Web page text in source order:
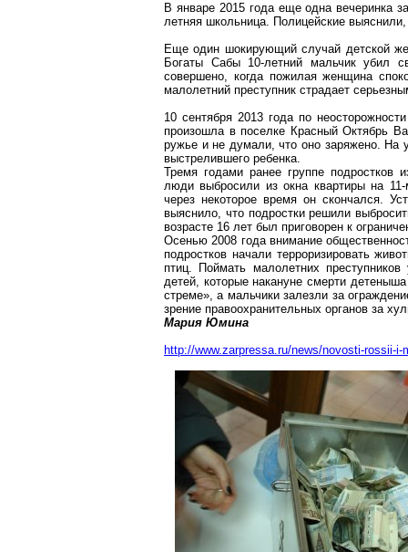
В январе 2015 года еще одна вечеринка
летняя школьница. Полицейские
Еще один шокирующий случай детской
Богаты Сабы 10-летний мальчик убил
совершено, когда пожилая женщина
малолетний преступник страдает
10 сентября 2013 года по
произошла в поселке Красный Октябрь
ружье и не думали, что оно заряжено. На
выстрелившего ребенка.
Тремя годами ранее группе подростков
люди выбросили из окна квартиры на
через некоторое время он скончался.
выяснило, что подростки решили
возрасте 16 лет был приговорен к
Осенью 2008 года внимание
подростков начали терроризировать
птиц. Поймать малолетних
детей, которые накануне смерти
стреме», а мальчики залезли за
зрение правоохранительных органов за
Мария Юмина
http://www.zarpressa.ru/news/novosti-rossii-